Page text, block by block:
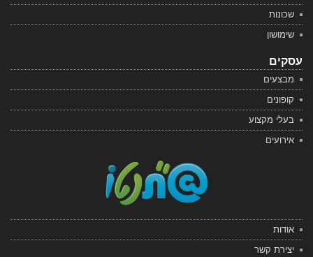
שכונות
שימושון
עסקים
מבצעים
קופונים
בעלי מקצוע
אירועים
אודות
יצירת קשר